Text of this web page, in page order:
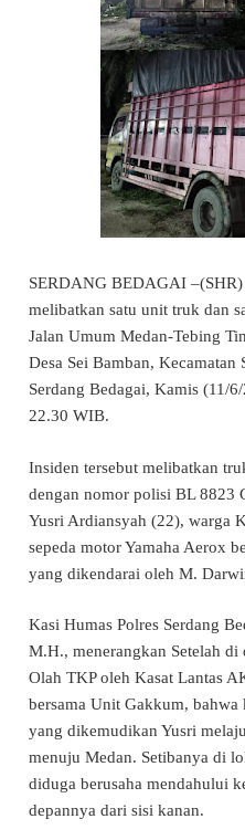
SERDANG BEDAGAI
melibatkan satu unit truk dan
Jalan Umum Medan-Tebing
Desa Sei Bamban, Kecamatan
Serdang Bedagai, Kamis (11/
22.30 WIB.
Insiden tersebut melibatkan
dengan nomor polisi BL 8823
Yusri Ardiansyah (22), warga
sepeda motor Yamaha Aerox
yang dikendarai oleh M.
Kasi Humas Polres Serdang
M.H., menerangkan Setelah
Olah TKP oleh Kasat Lantas
bersama Unit Gakkum, bahwa
yang dikemudikan Yusri
menuju Medan. Setibanya di
diduga berusaha mendahului
depannya dari sisi kanan.